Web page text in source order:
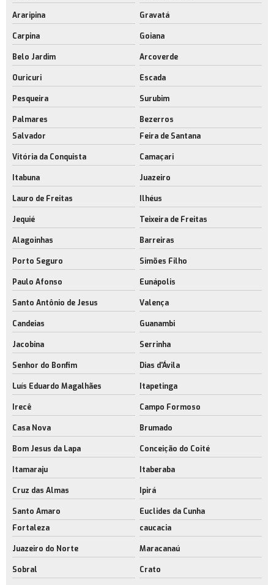
Araripina Gravatá
Carpina Goiana
Belo Jardim Arcoverde
Ouricuri Escada
Pesqueira Surubim
Palmares
Bezerros
Salvador
Feira de Santana
Vitória da Conquista Camaçari
Itabuna Juazeiro
Lauro de Freitas Ilhéus
Jequié Teixeira de Freitas
Alagoinhas Barreiras
Porto Seguro Simões Filho
Paulo Afonso Eunápolis
Santo Antônio de Jesus Valença
Candeias Guanambi
Jacobina Serrinha
Senhor do Bonfim Dias d'Ávila
Luís Eduardo Magalhães Itapetinga
Irecê Campo Formoso
Casa Nova Brumado
Bom Jesus da Lapa Conceição do Coité
Itamaraju Itaberaba
Cruz das Almas Ipirá
Santo Amaro
Euclides da Cunha
Fortaleza
caucacia
Juazeiro do Norte Maracanaú
Sobral Crato